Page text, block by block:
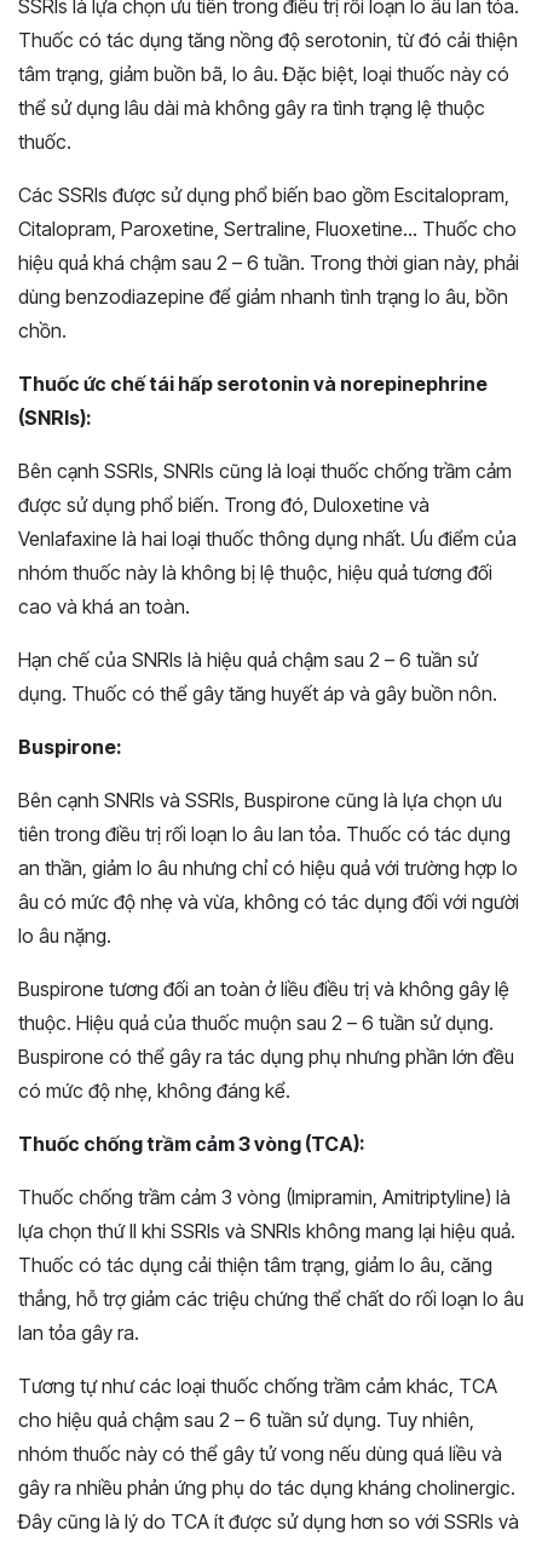
SSRIs là lựa chọn ưu tiên trong điều trị rối loạn lo âu lan tỏa.
Thuốc có tác dụng tăng nồng độ serotonin, từ đó cải thiện
tâm trạng, giảm buồn bã, lo âu. Đặc biệt, loại thuốc này có
thể sử dụng lâu dài mà không gây ra tình trạng lệ thuộc
thuốc.
Các SSRIs được sử dụng phổ biến bao gồm Escitalopram,
Citalopram, Paroxetine, Sertraline, Fluoxetine… Thuốc cho
hiệu quả khá chậm sau 2 – 6 tuần. Trong thời gian này, phải
dùng benzodiazepine để giảm nhanh tình trạng lo âu, bồn
chồn.
Thuốc ức chế tái hấp serotonin và norepinephrine
(SNRIs):
Bên cạnh SSRIs, SNRIs cũng là loại thuốc chống trầm cảm
được sử dụng phổ biến. Trong đó, Duloxetine và
Venlafaxine là hai loại thuốc thông dụng nhất. Ưu điểm của
nhóm thuốc này là không bị lệ thuộc, hiệu quả tương đối
cao và khá an toàn.
Hạn chế của SNRIs là hiệu quả chậm sau 2 – 6 tuần sử
dụng. Thuốc có thể gây tăng huyết áp và gây buồn nôn.
Buspirone:
Bên cạnh SNRIs và SSRIs, Buspirone cũng là lựa chọn ưu
tiên trong điều trị rối loạn lo âu lan tỏa. Thuốc có tác dụng
an thần, giảm lo âu nhưng chỉ có hiệu quả với trường hợp lo
âu có mức độ nhẹ và vừa, không có tác dụng đối với người
lo âu nặng.
Buspirone tương đối an toàn ở liều điều trị và không gây lệ
thuộc. Hiệu quả của thuốc muộn sau 2 – 6 tuần sử dụng.
Buspirone có thể gây ra tác dụng phụ nhưng phần lớn đều
có mức độ nhẹ, không đáng kể.
Thuốc chống trầm cảm 3 vòng (TCA):
Thuốc chống trầm cảm 3 vòng (Imipramin, Amitriptyline) là
lựa chọn thứ II khi SSRIs và SNRIs không mang lại hiệu quả.
Thuốc có tác dụng cải thiện tâm trạng, giảm lo âu, căng
thẳng, hỗ trợ giảm các triệu chứng thể chất do rối loạn lo âu
lan tỏa gây ra.
Tương tự như các loại thuốc chống trầm cảm khác, TCA
cho hiệu quả chậm sau 2 – 6 tuần sử dụng. Tuy nhiên,
nhóm thuốc này có thể gây tử vong nếu dùng quá liều và
gây ra nhiều phản ứng phụ do tác dụng kháng cholinergic.
Đây cũng là lý do TCA ít được sử dụng hơn so với SSRIs và